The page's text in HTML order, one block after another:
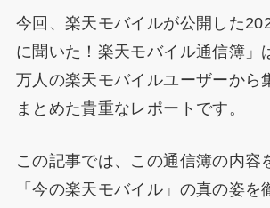
今回、楽天モバイルが公開した
に聞いた！楽天モバイル通信簿」
万人の楽天モバイルユーザーから
まとめた貴重なレポートです。
この記事では、この通信簿の内容
「今の楽天モバイル」の真の姿を